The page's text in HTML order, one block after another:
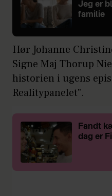
Jeg er
familie
Hør Johanne
Signe Maj Thorup
historien i ugens
Realitypanelet".
Fandt
dag er